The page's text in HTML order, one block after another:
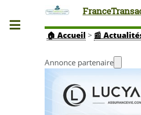
🏠 Accueil > 📰
Annonce partenaire
Toggle